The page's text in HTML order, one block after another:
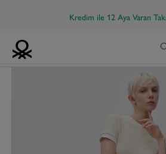
Kredim ile 12 Aya Varan